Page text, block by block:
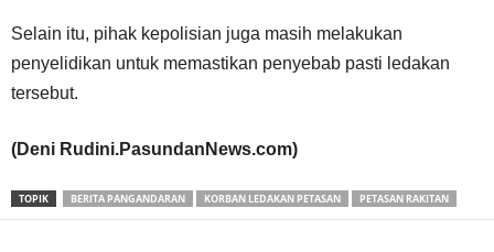
Selain itu, pihak kepolisian juga masih melakukan
penyelidikan untuk memastikan penyebab pasti ledakan
tersebut.
(Deni Rudini.PasundanNews.com)
TOPIK BERITA PANGANDARAN KORBAN LEDAKAN PETASAN PETASAN RAKITAN